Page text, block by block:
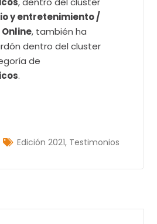
y entretenimiento /
Online, también ha
dentro del cluster
de
.
Edición 2021, Testimonios